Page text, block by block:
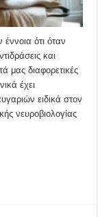
ότι όταν
και
μας διαφορετικές
έχει
ειδικά στον
νευροβιολογίας